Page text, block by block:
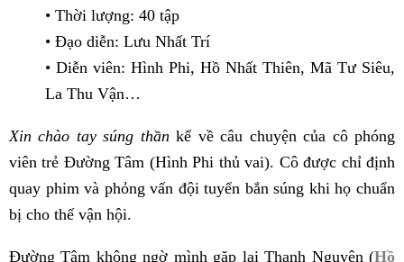
• Thời lượng: 40 tập
• Đạo diễn: Lưu Nhất Trí
• Diễn viên: Hình Phi, Hồ Nhất Thiên, Mã Tư Siêu,
La Thu Vận…
Xin chào tay súng thần kể về câu chuyện của cô phóng
viên trẻ Đường Tâm (Hình Phi thủ vai). Cô được chỉ định
quay phim và phỏng vấn đội tuyển bắn súng khi họ chuẩn
bị cho thế vận hội.
Đường Tâm không ngờ mình gặp lại Thanh Nguyên (Hồ